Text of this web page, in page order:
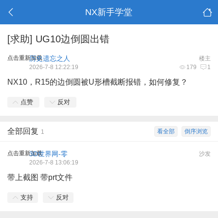
NX新手学堂
[求助] UG10边倒圆出错
点击重新加载 楼主
历史遗忘之人
179 1
2026-7-8 12:22:19
NX10，R15的边倒圆被U形槽截断报错，如何修复？
点赞 反对
倒序浏览
看全部
全部回复 1
点击重新加载 沙发
3D世界网-零
2026-7-8 13:06:19
带上截图 带prt文件
支持 反对